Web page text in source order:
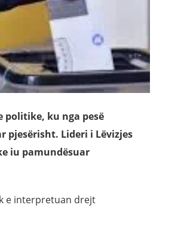
politike, ku nga pesë
pjesërisht. Lideri i Lëvizjes
iu pamundësuar
e interpretuan drejt